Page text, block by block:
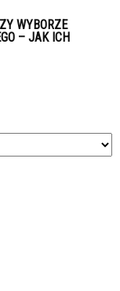
WYBORZE
– JAK ICH